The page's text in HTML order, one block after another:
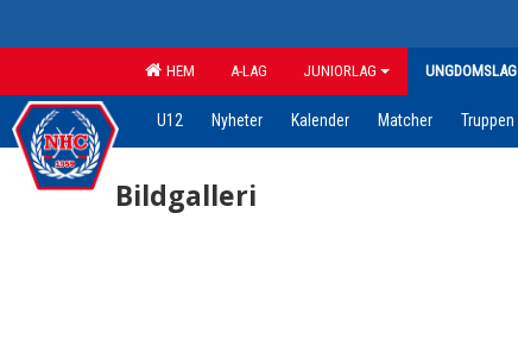
HEM A-LAG JUNIORLAG UNGDOMSLAG
U12 Nyheter Kalender Matcher Truppen
Bildgalleri